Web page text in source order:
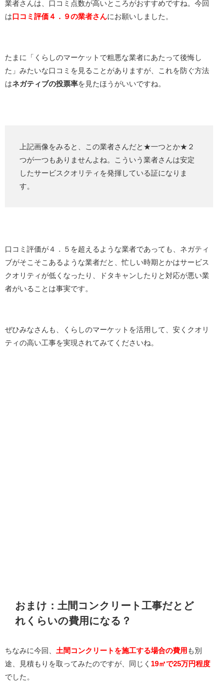
業者さんは、口コミ点数が高いところがおすすめですね。今回
は 口コミ評価４．９の業者さんにお願いしました。
たまに「くらしのマーケットで粗悪な業者にあたって後悔し
た」みたいな口コミを見ることがありますが、これを防ぐ方法
はネガティブの投票率を見たほうがいいですね。
上記画像をみると、この業者さんだと★一つとか★２
つが一つもありませんよね。こういう業者さんは安定
したサービスクオリティを発揮している証になりま
す。
口コミ評価が４．５を超えるような業者であっても、ネガティ
ブがそこそこあるような業者だと、忙しい時期とかはサービス
クオリティが低くなったり、ドタキャンしたりと対応が悪い業
者がいることは事実です。
ぜひみなさんも、くらしのマーケットを活用して、安くクオリ
ティの高い工事を実現されてみてくださいね。
おまけ：土間コンクリート工事だとど
れくらいの費用になる？
ちなみに今回、 土間コンクリートを施工する場合の費用 も別
途、見積もりを取ってみたのですが、同じく 19㎡で25万円程度
でした。